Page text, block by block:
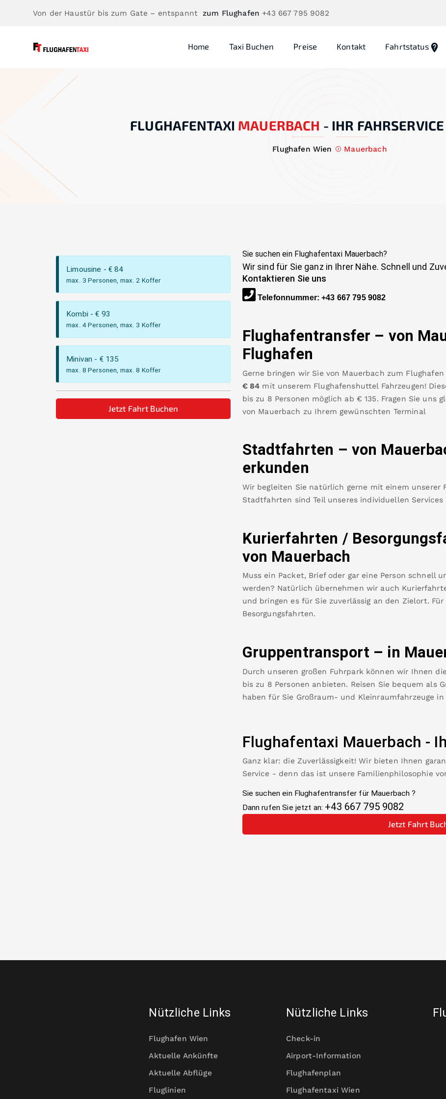
Von der Haustür bis zum Gate – entspannt zum Flughafen +43 667 795 9082
Home Taxi Buchen Preise Kontakt Fahrtstatus
FLUGHAFENTAXI MAUERBACH - IHR
Flughafen Wien Mauerbach
Limousine - €84
max. 3 Personen, max. 2 Koffer
Kombi - € 93
max. 4 Personen, max. 3 Koffer
Minivan - € 135
max. 8 Personen, max. 8 Koffer
Jetzt Fahrt Buchen
Sie suchen ein Flughafentaxi Mauerbach?
Wir sind für Sie ganz in Ihrer Nähe. Schnell und
Kontaktieren Sie uns
Telefonnummer:+43 667 795 9082
Flughafentransfer – von
Flughafen
Gerne bringen wir Sie von Mauerbach zum Flughafen
€ 84 mit unserem Flughafenshuttel Fahrzeugen!
bis zu 8 Personen möglich ab € 135. Fragen Sie uns
von Mauerbach zu Ihrem gewünschten Terminal
Stadtfahrten – von
erkunden
Wir begleiten Sie natürlich gerne mit einem unserer
Stadtfahrten sind Teil unseres individuellen
Kurierfahrten /
von Mauerbach
Muss ein Packet, Brief oder gar eine Person schnell
werden? Natürlich übernehmen wir auch
und bringen es für Sie zuverlässig an den Zielort. Für
Besorgungsfahrten.
Gruppentransport – in
Durch unseren großen Fuhrpark können wir Ihnen
bis zu 8 Personen anbieten. Reisen Sie bequem als
haben für Sie Großraum- und Kleinraumfahrzeuge in
Flughafentaxi Mauerbach -
Ganz klar: die Zuverlässigkeit! Wir bieten Ihnen
Service - denn das ist unsere Familienphilosophie
Sie suchen ein Flughafentransfer für Mauerbach ?
Dann rufen Sie jetzt an: +43 667 795 9082
Jetzt Fahrt
Nützliche Links
Flughafen Wien
Aktuelle Ankünfte
Aktuelle Abflüge
Fluglinien
Nützliche Links
Check-in
Airport-Information
Flughafenplan
Flughafentaxi Wien